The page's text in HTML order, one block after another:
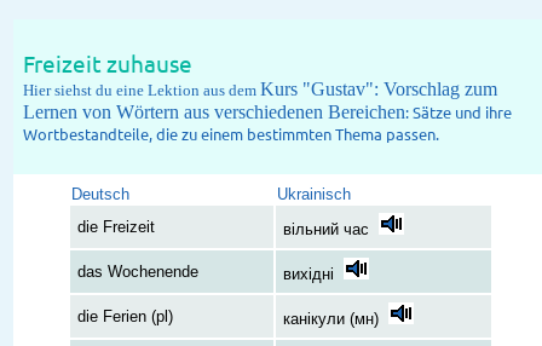
Freizeit zuhause
Hier siehst du eine Lektion aus dem Kurs "Gustav": Vorschlag zum
Lernen von Wörtern aus verschiedenen Bereichen: Sätze und ihre
Wortbestandteile, die zu einem bestimmten Thema passen.
Deutsch
Ukrainisch
die Freizeit
вільний час
das Wochenende вихідні
die Ferien (pl) канікули (мн)